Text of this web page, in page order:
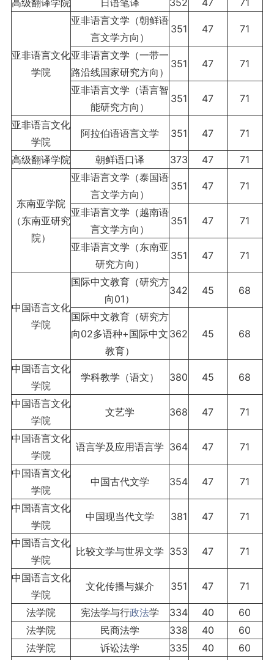
高级翻译学院
日语笔译 352 47 71
亚非语言文化
学院
亚非语言文学（朝鲜语
言文学方向）
351 47 71
亚非语言文学（一带一
路沿线国家研究方向）
351 47 71
亚非语言文学（语言智
能研究方向）
351 47 71
亚非语言文化
学院
阿拉伯语语言文学 351 47 71
高级翻译学院 朝鲜语口译 373 47 71
东南亚学院
（东南亚研究
院）
亚非语言文学（泰国语
言文学方向）
351 47 71
亚非语言文学（越南语
言文学方向）
351 47 71
亚非语言文学（东南亚
研究方向）
351 47 71
中国语言文化
学院
国际中文教育（研究方
向01）
342 45 68
国际中文教育（研究方
向02多语种+国际中文
教育）
362 45 68
中国语言文化
学院
学科教学（语文） 380 45 68
中国语言文化
学院
文艺学 368 47 71
中国语言文化
学院
语言学及应用语言学 364 47 71
中国语言文化
学院
中国古代文学 354 47 71
中国语言文化
学院
中国现当代文学 381 47 71
中国语言文化
学院
比较文学与世界文学 353 47 71
中国语言文化
学院
文化传播与媒介 351 47 71
法学院 宪法学与行政法学 334 40
60
法学院
民商法学 338 40
60
法学院
诉讼法学 335 40
60